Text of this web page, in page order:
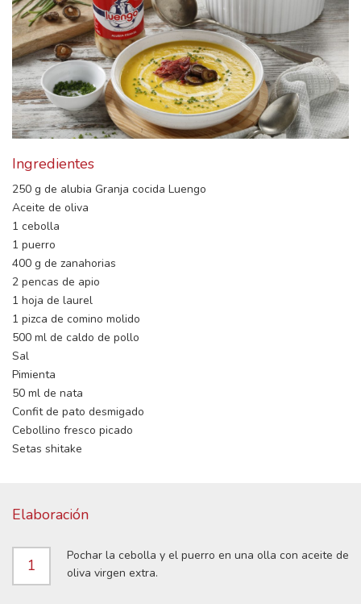
Ingredientes
250 g de alubia Granja cocida Luengo
Aceite de oliva
1 cebolla
1 puerro
400 g de zanahorias
2 pencas de apio
1 hoja de laurel
1 pizca de comino molido
500 ml de caldo de pollo
Sal
Pimienta
50 ml de nata
Confit de pato desmigado
Cebollino fresco picado
Setas shitake
Elaboración
1
Pochar la cebolla y el puerro en una olla con aceite de
oliva virgen extra.